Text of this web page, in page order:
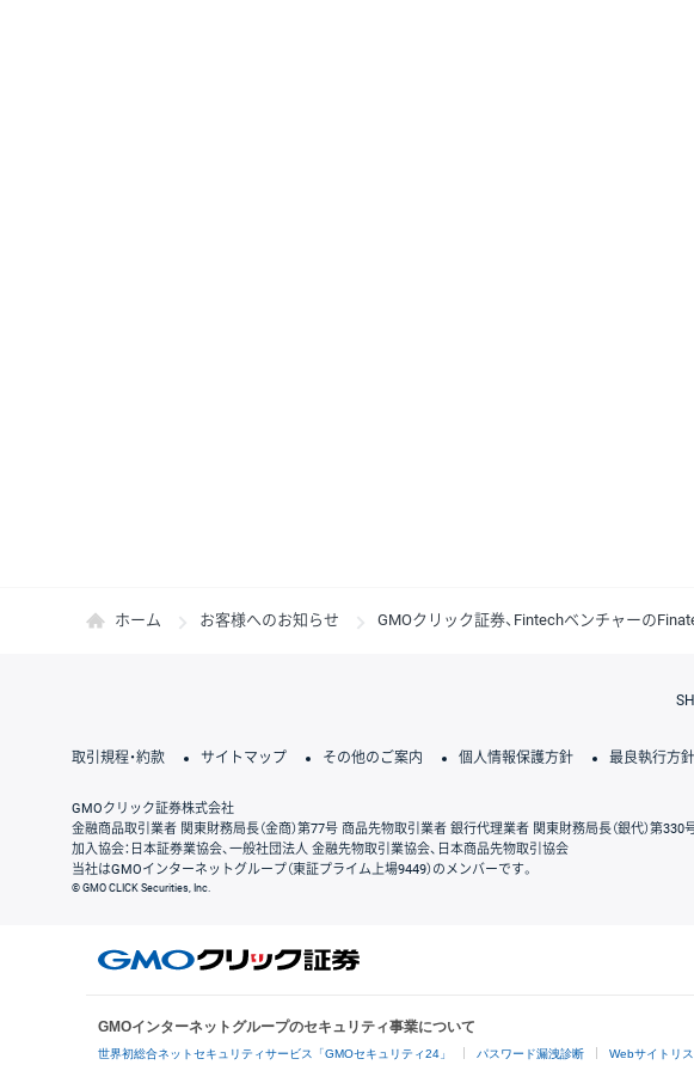
ホーム お客様へのお知らせ GMOクリック証券、Fintechベンチャーの
取引規程・約款 サイトマップ その他のご案内 個人情報保護方針 最良執行方針
GMOクリック証券株式会社
金融商品取引業者 関東財務局長（金商）第77号 商品先物取引業者 銀行代理業者 関東財務局長（銀代）第
加入協会：日本証券業協会、一般社団法人 金融先物取引業協会、日本商品先物取引協会
当社はGMOインターネットグループ（東証プライム上場9449）のメンバーです。
© GMO CLICK Securities, Inc.
GMOインターネットグループのセキュリティ事業について
世界初総合ネットセキュリティサービス「GMOセキュリティ24」 パスワード漏洩診断 Webサイトリ